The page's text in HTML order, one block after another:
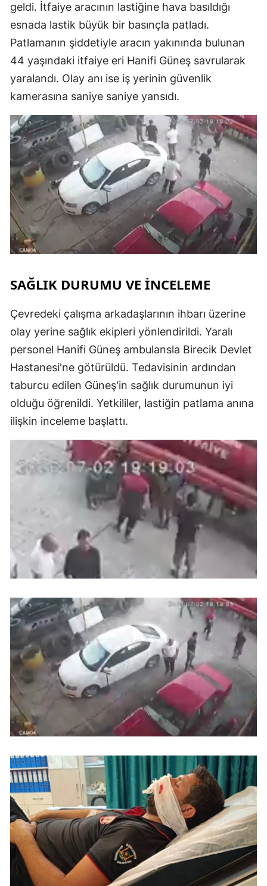
geldi. İtfaiye aracının lastiğine hava basıldığı
esnada lastik büyük bir basınçla patladı.
Patlamanın şiddetiyle aracın yakınında bulunan
44 yaşındaki itfaiye eri Hanifi Güneş savrularak
yaralandı. Olay anı ise iş yerinin güvenlik
kamerasına saniye saniye yansıdı.
SAĞLIK DURUMU VE İNCELEME
Çevredeki çalışma arkadaşlarının ihbarı üzerine
olay yerine sağlık ekipleri yönlendirildi. Yaralı
personel Hanifi Güneş ambulansla Birecik Devlet
Hastanesi'ne götürüldü. Tedavisinin ardından
taburcu edilen Güneş'in sağlık durumunun iyi
olduğu öğrenildi. Yetkililer, lastiğin patlama anına
ilişkin inceleme başlattı.